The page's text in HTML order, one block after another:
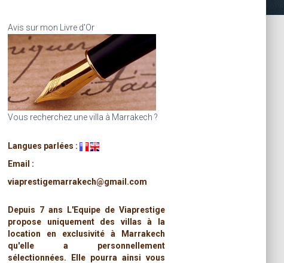
Avis sur mon Livre d'Or
Vous recherchez une villa à Marrakech ?
Langues parlées :
Email :
viaprestigemarrakech@gmail.com
Depuis 7 ans L'Equipe de Viaprestige
propose uniquement des villas à la
location en exclusivité à Marrakech
qu'elle a personnellement
sélectionnées. Elle pourra ainsi vous